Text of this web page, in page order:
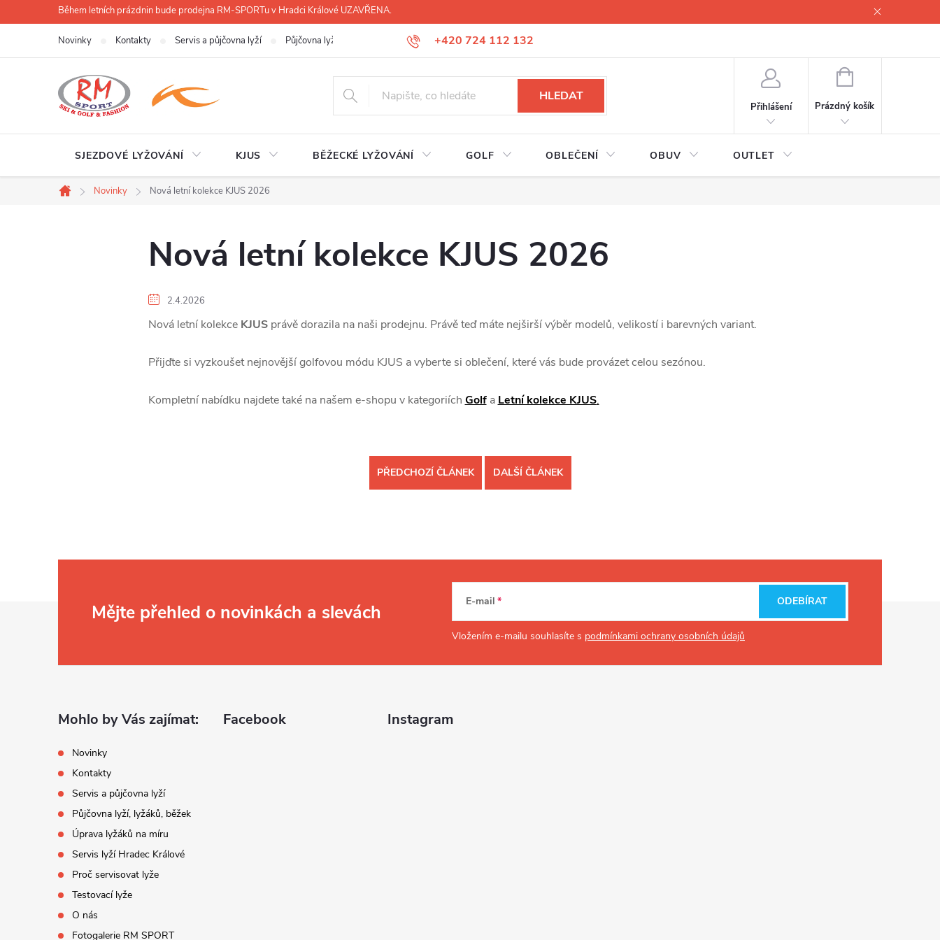
na
Během letních prázdnin bude prodejna RM-SPORTu v Hradci Králové UZAVŘENA.
+420 724 112 132
Novinky Kontakty Servis a půjčovna lyží Půjčovna lyží, lyžáků, běžek Úprava lyžáků na míru
HLEDAT
Přihlášení
NÁKUPNÍ
Prázdný košík
SJEZDOVÉ LYŽOVÁNÍ KJUS BĚŽECKÉ LYŽOVÁNÍ GOLF OBLEČENÍ OBUV OUTLET
Domů
Novinky Nová letní kolekce KJUS 2026
Nová letní kolekce KJUS 2026
2.4.2026
Nová letní kolekce KJUSprávě dorazila na naši prodejnu. Právě teď máte nejširší výběr modelů, velikostí i barevných variant.
Přijďte si vyzkoušet nejnovější golfovou módu KJUS a vyberte si oblečení, které vás bude provázet celou sezónou.
Kompletní nabídku najdete také na našem e-shopu v kategoriích Golfa Letní kolekce KJUS.
PŘEDCHOZÍ ČLÁNEK DALŠÍ ČLÁNEK
Mějte přehled o novinkách a slevách E-mail
Vložením e-mailu souhlasíte s podmínkami ochrany osobních údajů
ODEBÍRAT
Mohlo by Vás zajímat:
Novinky
Kontakty
Servis a půjčovna lyží
Půjčovna lyží, lyžáků, běžek
Úprava lyžáků na míru
Servis lyží Hradec Králové
Proč servisovat lyže
Testovací lyže
O nás
Fotogalerie RM SPORT
Facebook Instagram